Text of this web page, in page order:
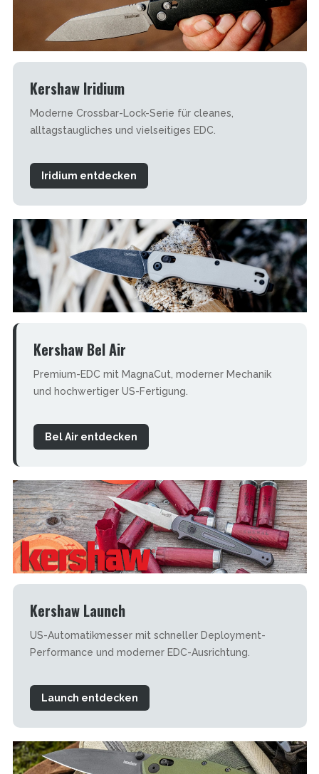
Kershaw Iridium
Moderne Crossbar-Lock-Serie für cleanes,
alltagstaugliches und vielseitiges EDC.
Iridium entdecken
Kershaw Bel Air
Premium-EDC mit MagnaCut, moderner Mechanik
und hochwertiger US-Fertigung.
Bel Air entdecken
Kershaw Launch
US-Automatikmesser mit schneller Deployment-
Performance und moderner EDC-Ausrichtung.
Launch entdecken